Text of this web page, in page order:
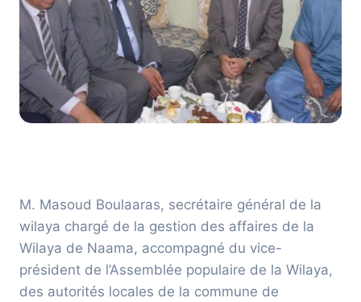
M. Masoud Boulaaras, secrétaire général de la
wilaya chargé de la gestion des affaires de la
Wilaya de Naama, accompagné du vice-
président de l’Assemblée populaire de la Wilaya,
des autorités locales de la commune de